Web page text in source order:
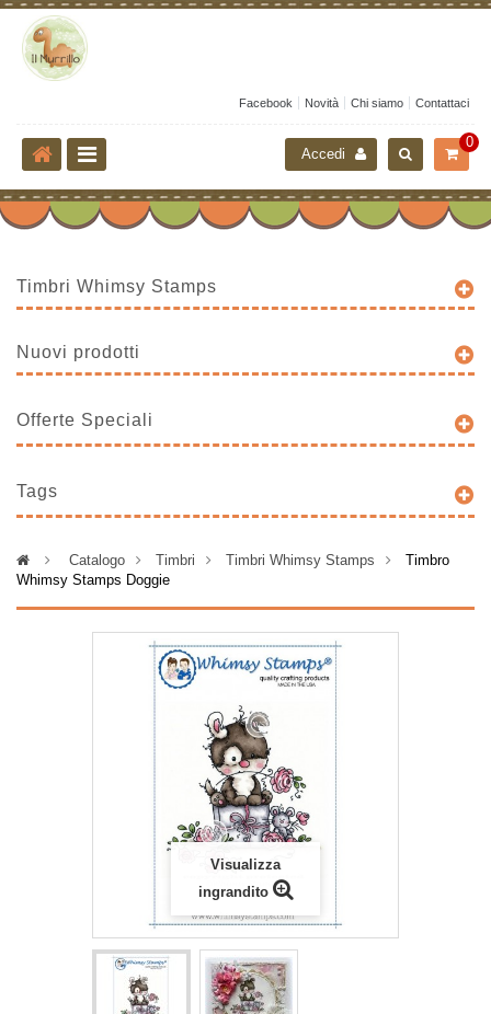
Facebook Novità Chi siamo Contattaci
0
Accedi
Timbri Whimsy Stamps
Nuovi prodotti
Offerte Speciali
Tags
> Catalogo > Timbri > Timbri Whimsy Stamps >
Timbro
Whimsy Stamps Doggie
Visualizza
ingrandito